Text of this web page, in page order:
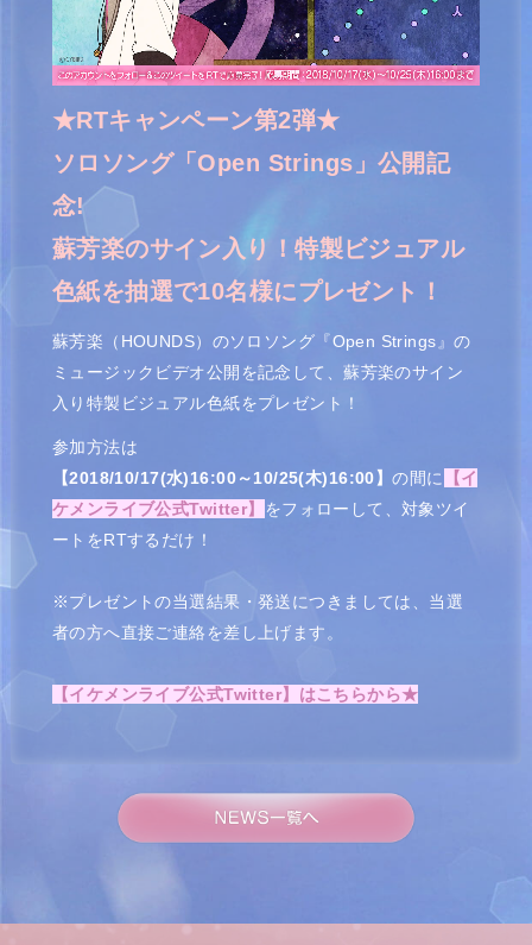
★RTキャンペーン第2弾★
ソロソング「Open Strings」公開記
念!
蘇芳楽のサイン入り！特製ビジュアル
色紙を抽選で10名様にプレゼント！
蘇芳楽（HOUNDS）のソロソング『Open Strings』の
ミュージックビデオ公開を記念して、蘇芳楽のサイン
入り特製ビジュアル色紙をプレゼント！
参加方法は
【2018/10/17(水)16:00～10/25(木)16:00】の間に 【イ
ケメンライブ公式Twitter】
をフォローして、対象ツイ
ートをRTするだけ！
※プレゼントの当選結果・発送につきましては、当選
者の方へ直接ご連絡を差し上げます。
【イケメンライブ公式Twitter】はこちらから★